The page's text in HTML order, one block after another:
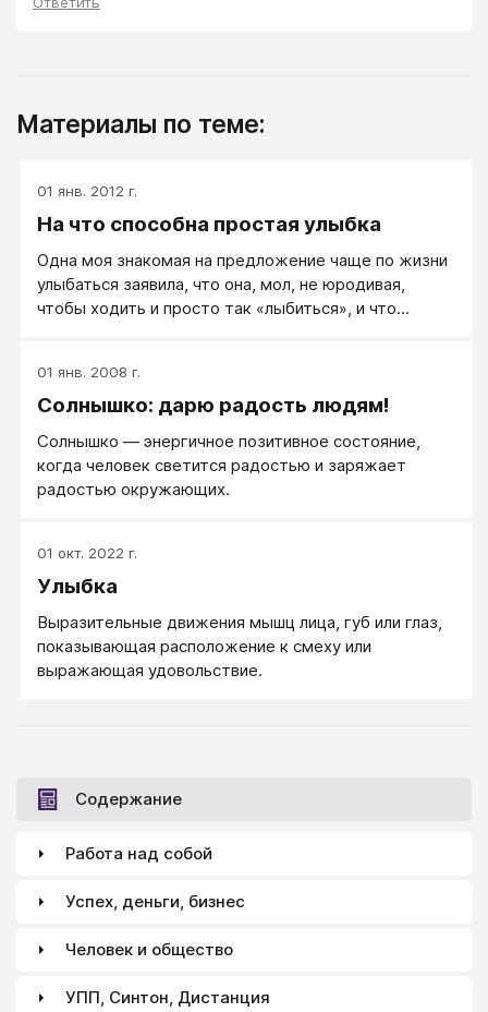
Материалы по теме:
01 янв. 2012 г.
На что способна простая улыбка
Одна моя знакомая на предложение чаще по жизни
улыбаться заявила, что она, мол, не юродивая,
чтобы ходить и просто так «лыбиться», и что
улыбнуться или рассмеяться до трёхсот раз, явно
при этом не выглядят глупо или неестественно. Как
начнём бить тревогу: что-то не так с ребёнком, не
заболел ли…
01 янв. 2008 г.
Солнышко: дарю радость людям!
Солнышко — энергичное позитивное состояние,
когда человек светится радостью и заряжает
радостью окружающих.
01 окт. 2022 г.
Улыбка
Выразительные движения мышц лица, губ или глаз,
показывающая расположение к смеху или
выражающая удовольствие.
Содержание
Работа над собой
Успех, деньги, бизнес
Человек и общество
УПП, Синтон, Дистанция